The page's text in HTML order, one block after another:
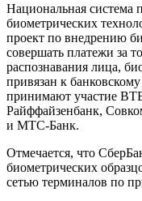
Национальная
биометрических
проект по внедрению
совершать платежи за
распознавания лица,
привязан к
принимают участие
Райффайзенбанк,
и МТС-Банк.
Отмечается, что
биометрических
сетью терминалов по